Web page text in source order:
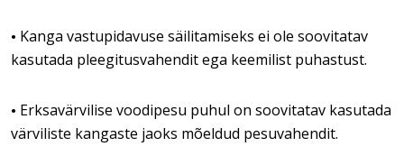
• Kanga vastupidavuse säilitamiseks ei ole soovitatav
kasutada pleegitusvahendit ega keemilist puhastust.
• Erksavärvilise voodipesu puhul on soovitatav kasutada
värviliste kangaste jaoks mõeldud pesuvahendit.